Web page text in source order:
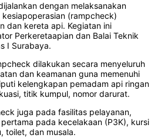
dengan melaksanakan
(rampcheck)
dan kereta api. Kegiatan ini
Perkeretaapian dan Balai Teknik
I Surabaya.
dilakukan secara menyeluruh
dan keamanan guna memenuhi
kelengkapan pemadam api ringan
titik kumpul, nomor darurat.
juga pada fasilitas pelayanan,
pada kecelakaan (P3K), kursi
toilet, dan musala.